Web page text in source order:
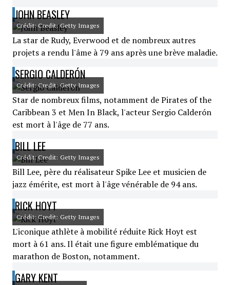
JOHN BEASLEY
Crédit: Credit: Getty Images
La star de Rudy, Everwood et de nombreux autres
projets a rendu l'âme à 79 ans après une brève maladie.
SERGIO CALDERÓN
Crédit: Credit: Getty Images
Star de nombreux films, notamment de Pirates of the
Caribbean 3 et Men In Black, l'acteur Sergio Calderón
est mort à l'âge de 77 ans.
BILL LEE
Crédit: Credit: Getty Images
Bill Lee, père du réalisateur Spike Lee et musicien de
jazz émérite, est mort à l'âge vénérable de 94 ans.
RICK HOYT
Crédit: Credit: Getty Images
L'iconique athlète à mobilité réduite Rick Hoyt est
mort à 61 ans. Il était une figure emblématique du
marathon de Boston, notamment.
GARY KENT